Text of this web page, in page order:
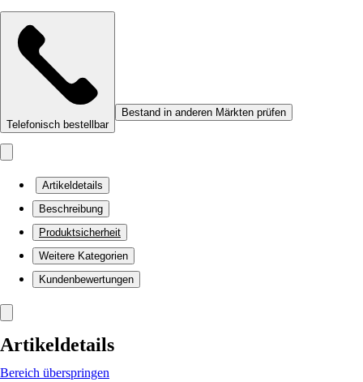
Telefonisch bestellbar
Bestand in anderen Märkten prüfen
Artikeldetails
Beschreibung
Produktsicherheit
Weitere Kategorien
Kundenbewertungen
Artikeldetails
Bereich überspringen